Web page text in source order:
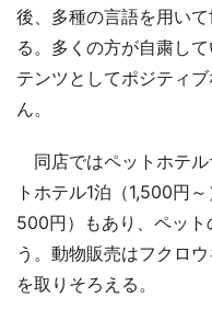
後、多種の言語を用い
る。多くの方が自粛し
テンツとしてポジティ
ん。
同店ではペットホテル
トホテル1泊（1,500円
500円）もあり、ペッ
う。動物販売はフクロ
を取りそろえる。